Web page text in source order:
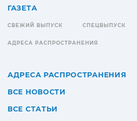
ГАЗЕТА
СВЕЖИЙ ВЫПУСК СПЕЦВЫПУСК
АДРЕСА РАСПРОСТРАНЕНИЯ
АДРЕСА РАСПРОСТРАНЕНИЯ
ВСЕ НОВОСТИ
ВСЕ СТАТЬИ